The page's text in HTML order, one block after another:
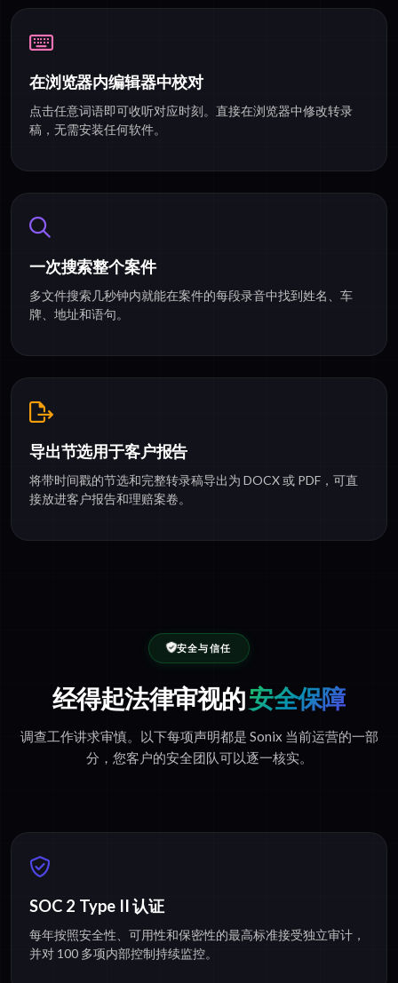
在浏览器内编辑器中校对
点击任意词语即可收听对应时刻。直接在浏览器中修改转录
稿，无需安装任何软件。
一次搜索整个案件
多文件搜索几秒钟内就能在案件的每段录音中找到姓名、车
牌、地址和语句。
导出节选用于客户报告
将带时间戳的节选和完整转录稿导出为 DOCX 或 PDF，可直
接放进客户报告和理赔案卷。
安全与信任
经得起法律审视的安全保障
调查工作讲求审慎。以下每项声明都是 Sonix 当前运营的一部
分，您客户的安全团队可以逐一核实。
SOC 2 Type II 认证
每年按照安全性、可用性和保密性的最高标准接受独立审计，
并对 100 多项内部控制持续监控。